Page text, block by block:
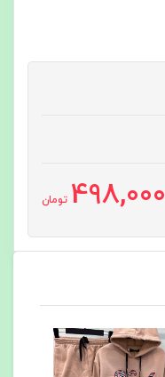
498,000 تومان